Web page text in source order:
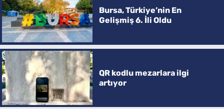
Bursa, Türkiye’nin En
Gelişmiş 6. İli Oldu
QR kodlu mezarlara ilgi
artıyor